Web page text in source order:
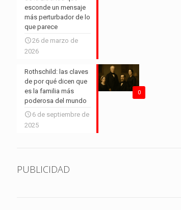
esconde un mensaje
más perturbador de lo
que parece
26 de marzo de
2026
0
Rothschild: las claves
de por qué dicen que
es la familia más
poderosa del mundo
6 de septiembre de
2025
PUBLICIDAD